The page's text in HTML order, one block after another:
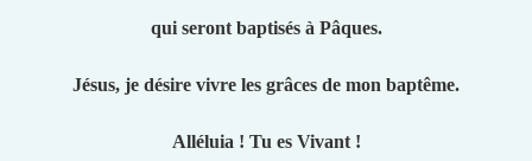
qui seront baptisés à Pâques.
Jésus, je désire vivre les grâces de mon baptême.
Alléluia ! Tu es Vivant !